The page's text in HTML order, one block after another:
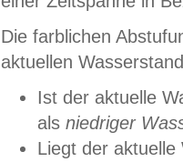
Die farblichen
aktuellen
Ist der aktuelle
als niedriger
Liegt der